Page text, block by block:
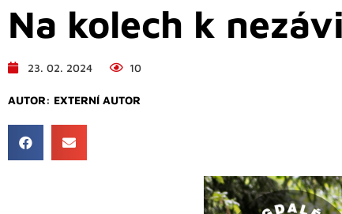
Na kolech k
23. 02. 2024 10
AUTOR: EXTERNÍ AUTOR